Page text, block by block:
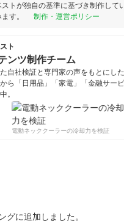
トが独自の基準に基づき制作して
す。
制作・運営ポリシー
ト
ンツ制作チーム
自社検証と専門家の声をもとにし
ら「日用品」「家電」「金融サー
。
テンツ制作チームのプロフィール
電動ネッククーラーの冷却力を検証
グに追加しました。